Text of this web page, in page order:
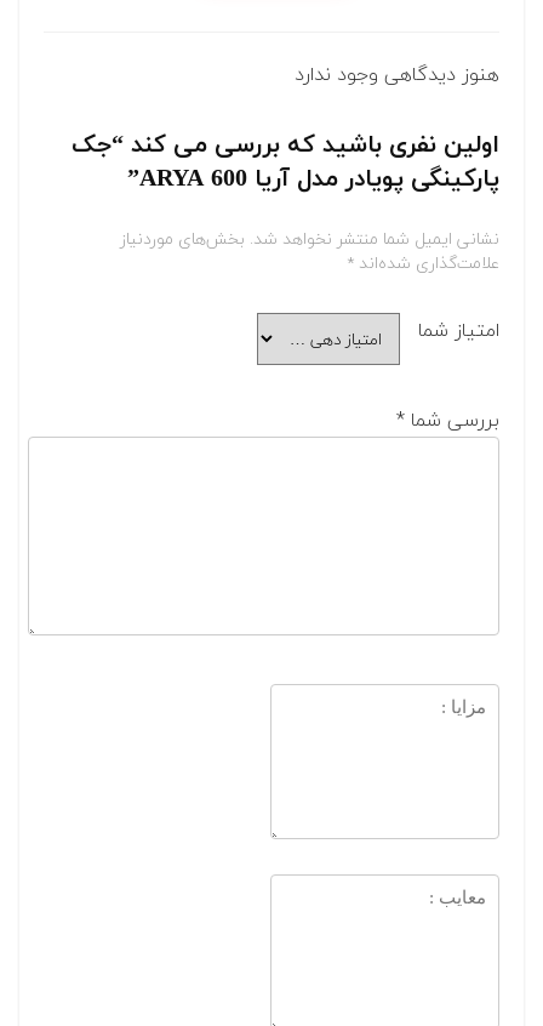
هنوز دیدگاهی وجود ندارد
اولین نفری باشید که بررسی می کند “جک
پارکینگی پویادر مدل آریا ARYA 600”
نشانی ایمیل شما منتشر نخواهد شد. بخش‌های موردنیاز
علامت‌گذاری شده‌اند *
امتیاز شما
بررسی شما *